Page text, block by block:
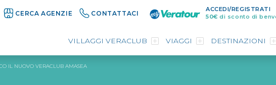
CERCA AGENZIE CONTATTACI
ACCEDI/REGISTRATI
50€ di sconto di
VILLAGGI VERACLUB VIAGGI DESTINAZIONI
IL NUOVO VERACLUB AMASEA